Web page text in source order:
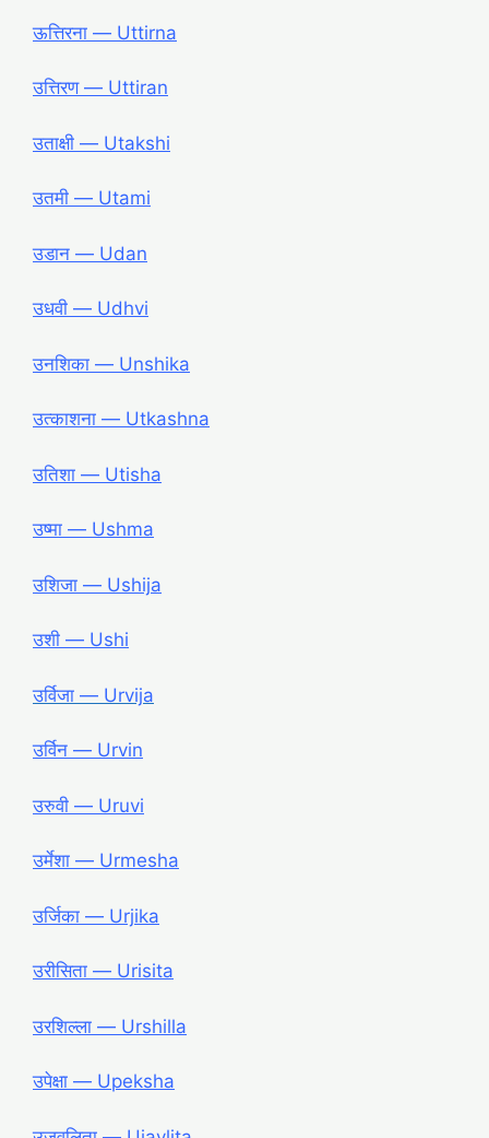
ऊत्तिरना ― Uttirna
उत्तिरण ― Uttiran
उताक्षी ― Utakshi
उतमी ― Utami
उडान ― Udan
उधवी ― Udhvi
उनशिका ― Unshika
उत्काशना ― Utkashna
उतिशा ― Utisha
उष्मा ― Ushma
उशिजा ― Ushija
उशी ― Ushi
उर्विजा ― Urvija
उर्विन ― Urvin
उरुवी ― Uruvi
उर्मेशा ― Urmesha
उर्जिका ― Urjika
उरीसिता ― Urisita
उरशिल्ला ― Urshilla
उपेक्षा ― Upeksha